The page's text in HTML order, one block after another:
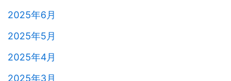
2025年6月
2025年5月
2025年4月
2025年3月